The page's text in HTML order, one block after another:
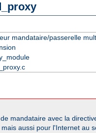
mandataire/passerelle
mandataire avec la
aussi pour l'Internet au